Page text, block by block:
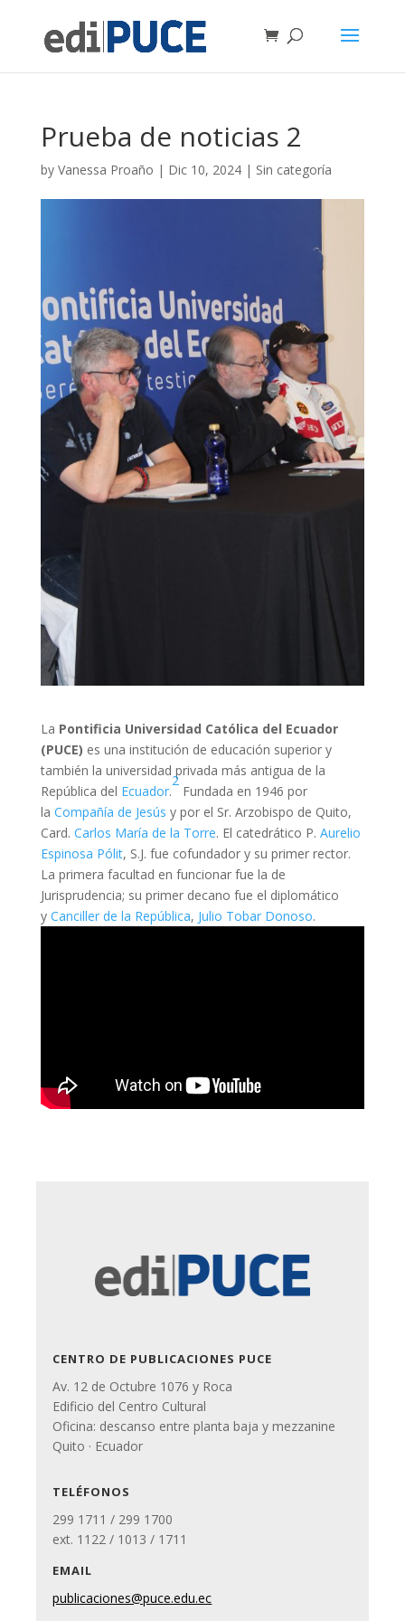
Prueba de noticias 2
by Vanessa Proaño | Dic 10, 2024| Sin categoría
La Pontificia Universidad Católica del Ecuador
(PUCE) es una institución de educación superior y
también la universidad privada más antigua de la
República del Ecuador.
2
​ Fundada en 1946 por
la Compañía de Jesús y por el Sr. Arzobispo de Quito,
Card. Carlos María de la Torre. El catedrático P. Aurelio
Espinosa Pólit, S.J. fue cofundador y su primer rector.
La primera facultad en funcionar fue la de
Jurisprudencia; su primer decano fue el diplomático
y Canciller de la República, Julio Tobar Donoso.
CENTRO DE PUBLICACIONES PUCE
Av. 12 de Octubre 1076 y Roca
Edificio del Centro Cultural
Oficina: descanso entre planta baja y mezzanine
Quito · Ecuador
TELÉFONOS
299 1711 / 299 1700
ext. 1122 / 1013 / 1711
EMAIL
publicaciones@puce.edu.ec